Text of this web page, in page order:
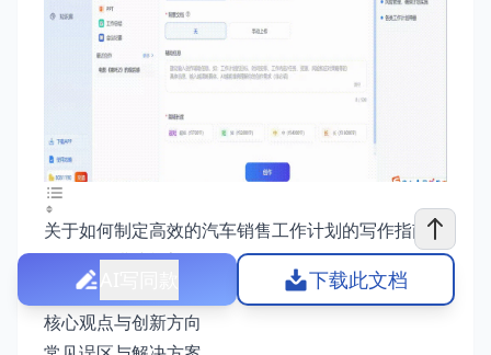
关于如何制定高效的汽车销售工作计划的写作指南
写作思路搭建框架
实战写作技巧解析
核心观点与创新方向
下载此文档